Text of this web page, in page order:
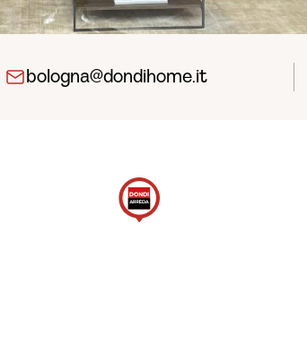
bologna@dondihome.it